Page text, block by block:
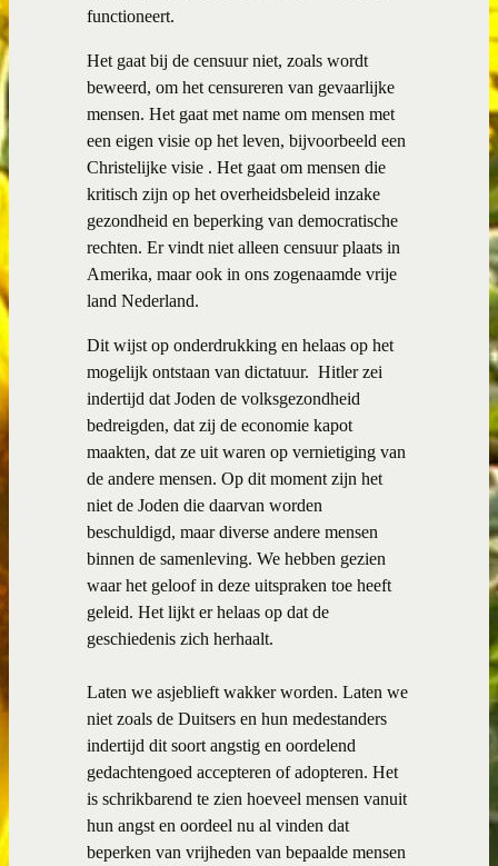
functioneert.
Het gaat bij de censuur niet, zoals wordt
beweerd, om het censureren van gevaarlijke
mensen. Het gaat met name om mensen met
een eigen visie op het leven, bijvoorbeeld een
Christelijke visie . Het gaat om mensen die
kritisch zijn op het overheidsbeleid inzake
gezondheid en beperking van democratische
rechten. Er vindt niet alleen censuur plaats in
Amerika, maar ook in ons zogenaamde vrije
land Nederland.
Dit wijst op onderdrukking en helaas op het
mogelijk ontstaan van dictatuur. Hitler zei
indertijd dat Joden de volksgezondheid
bedreigden, dat zij de economie kapot
maakten, dat ze uit waren op vernietiging van
de andere mensen. Op dit moment zijn het
niet de Joden die daarvan worden
beschuldigd, maar diverse andere mensen
binnen de samenleving. We hebben gezien
waar het geloof in deze uitspraken toe heeft
geleid. Het lijkt er helaas op dat de
geschiedenis zich herhaalt.
Laten we asjeblieft wakker worden. Laten we
niet zoals de Duitsers en hun medestanders
indertijd dit soort angstig en oordelend
gedachtengoed accepteren of adopteren. Het
is schrikbarend te zien hoeveel mensen vanuit
hun angst en oordeel nu al vinden dat
beperken van vrijheden van bepaalde mensen